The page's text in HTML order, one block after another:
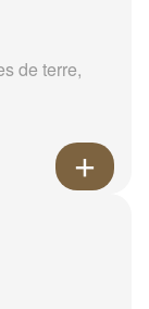
de terre,